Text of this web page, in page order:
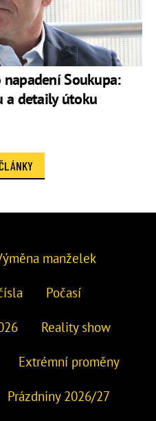
Soukupa:
a detaily útoku
manželek
Počasí
Reality show
Extrémní proměny
Prázdniny 2026/27